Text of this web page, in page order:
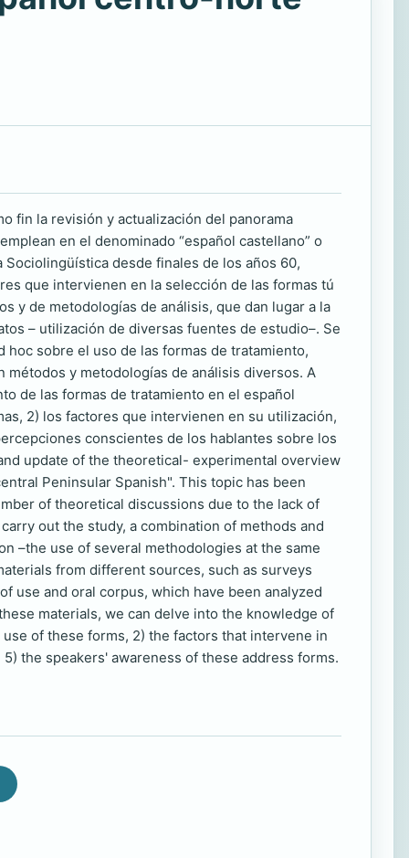
fin la revisión y actualización del panorama
en el denominado “español castellano” o
desde finales de los años 60,
que intervienen en la selección de las formas tú
y de metodologías de análisis, que dan lugar a la
– utilización de diversas fuentes de estudio–. Se
sobre el uso de las formas de tratamiento,
y metodologías de análisis diversos. A
de las formas de tratamiento en el español
2) los factores que intervienen en su utilización,
conscientes de los hablantes sobre los
update of the theoretical- experimental overview
Peninsular Spanish". This topic has been
of theoretical discussions due to the lack of
out the study, a combination of methods and
–the use of several methodologies at the same
from different sources, such as surveys
use and oral corpus, which have been analyzed
materials, we can delve into the knowledge of
of these forms, 2) the factors that intervene in
the speakers' awareness of these address forms.